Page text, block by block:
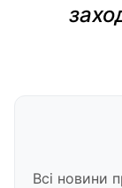
Всі новини